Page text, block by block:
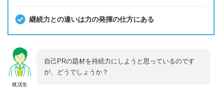
継続力との違いは力の発揮の仕方にある
就活生
自己PRの題材を持続力にしようと思っているのです
が、どうでしょうか？